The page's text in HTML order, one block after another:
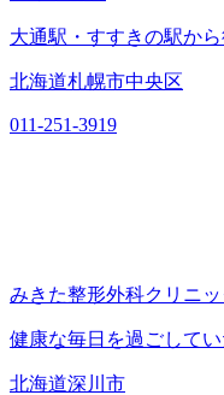
大通駅・すすきの駅か
北海道札幌市中央区
011-251-3919
みきた整形外科クリニッ
健康な毎日を過ごして
北海道深川市